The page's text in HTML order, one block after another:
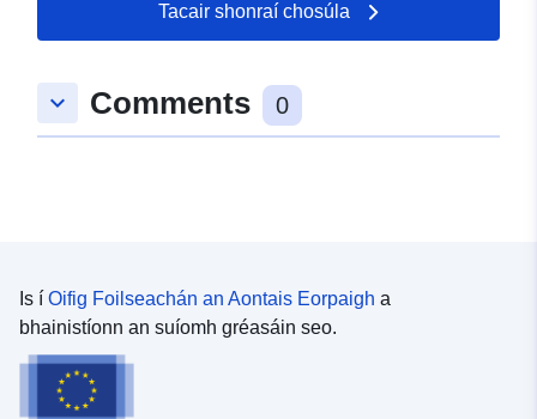
Tacair shonraí chosúla
keyboard_arrow_down Comments 0
Is í Oifig Foilseachán an Aontais Eorpaigh a
bhainistíonn an suíomh gréasáin seo.